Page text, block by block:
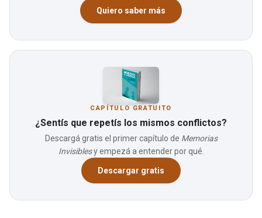
Quiero saber más
CAPÍTULO GRATUITO
¿Sentís que repetís los mismos conflictos?
Descargá gratis el primer capítulo de Memorias
Invisiblesy empezá a entender por qué.
Descargar gratis